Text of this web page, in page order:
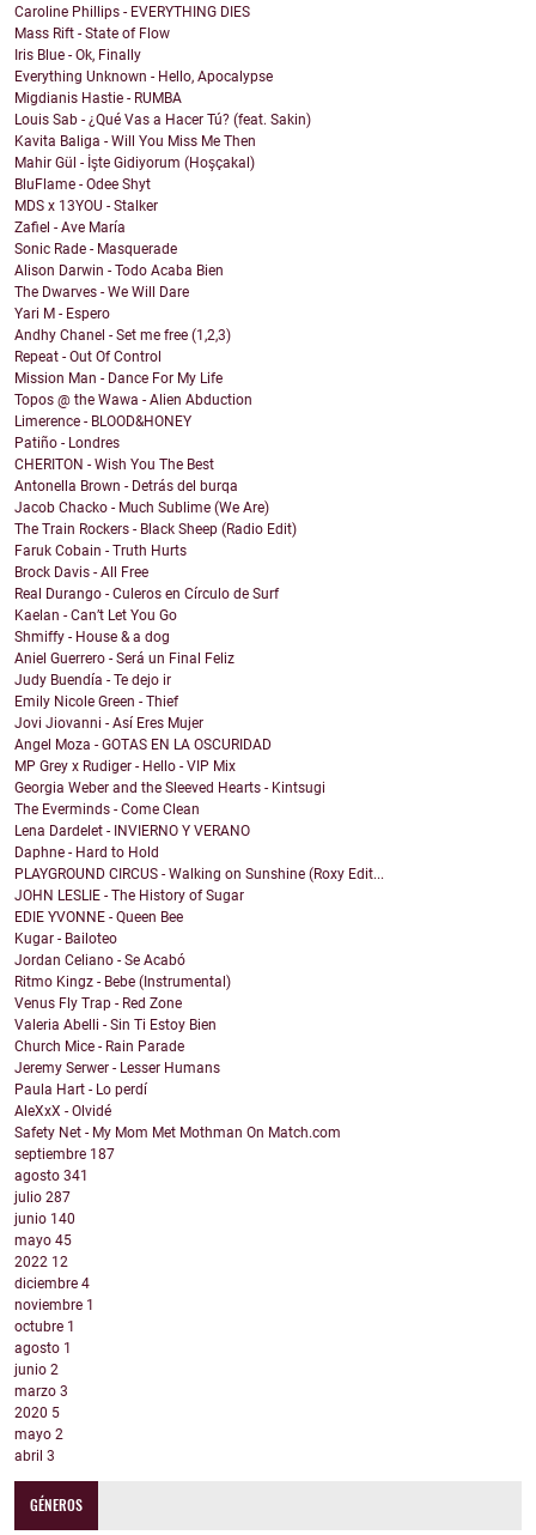
Caroline Phillips - EVERYTHING DIES
Mass Rift - State of Flow
Iris Blue - Ok, Finally
Everything Unknown - Hello, Apocalypse
Migdianis Hastie - RUMBA
Louis Sab - ¿Qué Vas a Hacer Tú? (feat. Sakin)
Kavita Baliga - Will You Miss Me Then
Mahir Gül - İşte Gidiyorum (Hoşçakal)
BluFlame - Odee Shyt
MDS x 13YOU - Stalker
Zafiel - Ave María
Sonic Rade - Masquerade
Alison Darwin - Todo Acaba Bien
The Dwarves - We Will Dare
Yari M - Espero
Andhy Chanel - Set me free (1,2,3)
Repeat - Out Of Control
Mission Man - Dance For My Life
Topos @ the Wawa - Alien Abduction
Limerence - BLOOD&HONEY
Patiño - Londres
CHERITON - Wish You The Best
Antonella Brown - Detrás del burqa
Jacob Chacko - Much Sublime (We Are)
The Train Rockers - Black Sheep (Radio Edit)
Faruk Cobain - Truth Hurts
Brock Davis - All Free
Real Durango - Culeros en Círculo de Surf
Kaelan - Can’t Let You Go
Shmiffy - House & a dog
Aniel Guerrero - Será un Final Feliz
Judy Buendía - Te dejo ir
Emily Nicole Green - Thief
Jovi Jiovanni - Así Eres Mujer
Angel Moza - GOTAS EN LA OSCURIDAD
MP Grey x Rudiger - Hello - VIP Mix
Georgia Weber and the Sleeved Hearts - Kintsugi
The Everminds - Come Clean
Lena Dardelet - INVIERNO Y VERANO
Daphne - Hard to Hold
PLAYGROUND CIRCUS - Walking on Sunshine (Roxy Edit...
JOHN LESLIE - The History of Sugar
EDIE YVONNE - Queen Bee
Kugar - Bailoteo
Jordan Celiano - Se Acabó
Ritmo Kingz - Bebe (Instrumental)
Venus Fly Trap - Red Zone
Valeria Abelli - Sin Ti Estoy Bien
Church Mice - Rain Parade
Jeremy Serwer - Lesser Humans
Paula Hart - Lo perdí
AleXxX - Olvidé
Safety Net - My Mom Met Mothman On Match.com
septiembre 187
agosto 341
julio 287
junio 140
mayo 45
2022 12
diciembre 4
noviembre 1
octubre 1
agosto 1
junio 2
marzo 3
2020 5
mayo 2
abril 3
GÉNEROS